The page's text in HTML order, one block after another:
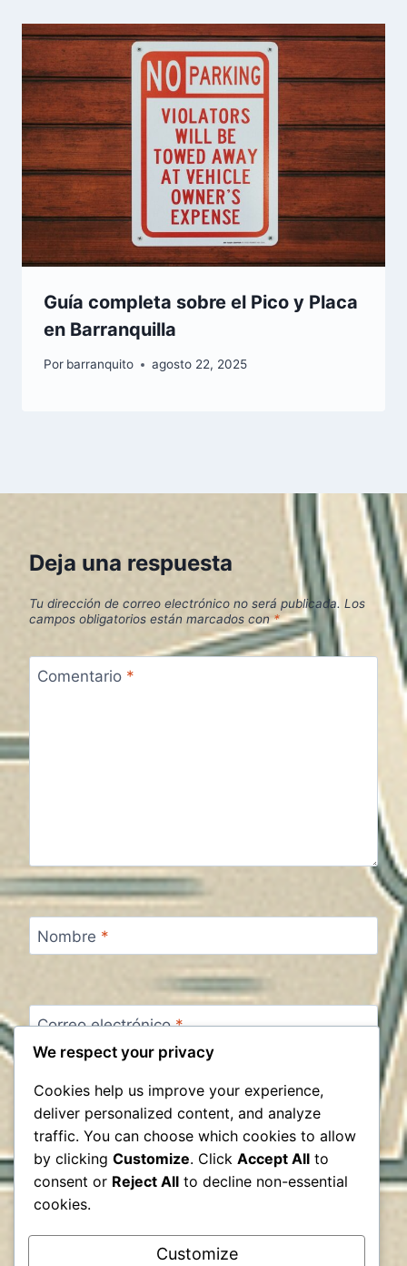
Guía completa sobre el Pico y Placa
en Barranquilla
Por barranquito agosto 22, 2025
Deja una respuesta
Tu dirección de correo electrónico no será publicada. Los
campos obligatorios están marcados con*
Comentario *
Nombre *
Correo electrónico*
Web
Guarda mi nombre, correo electrónico y web en
este navegador para la próxima vez que
comente.
We respect your privacy
Cookies help us improve your experience,
deliver personalized content, and analyze
traffic. You can choose which cookies to allow
by clicking Customize. Click Accept All to
consent or Reject All to decline non-essential
cookies.
Customize